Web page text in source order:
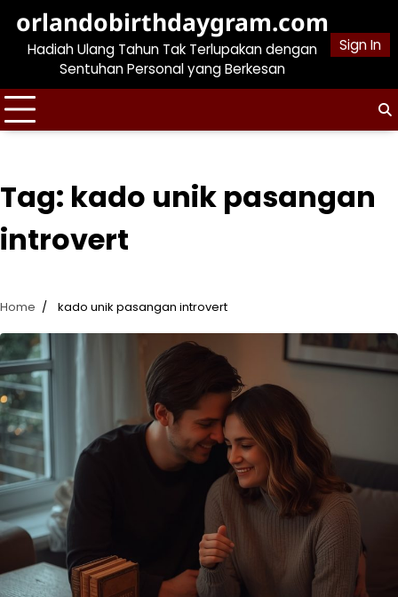
content
orlandobirthdaygram.com
Hadiah Ulang Tahun Tak Terlupakan dengan
Sentuhan Personal yang Berkesan
Sign In
Tag: kado unik pasangan
introvert
Home kado unik pasangan introvert